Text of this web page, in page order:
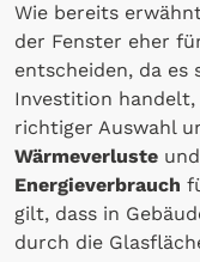
Wie bereits
der Fenster eher
entscheiden, da es
Investition handelt,
richtiger Auswahl
Wärmeverluste
Energieverbrauch
gilt, dass in
durch die